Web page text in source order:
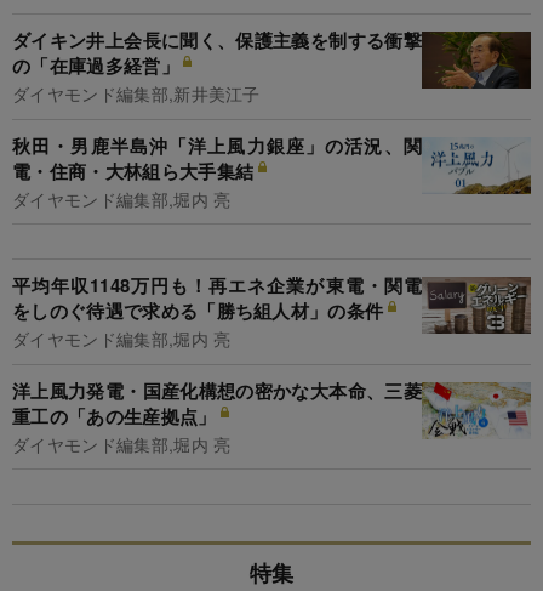
ダイキン井上会長に聞く、保護主義を制する衝撃
の「在庫過多経営」
ダイヤモンド編集部,新井美江子
秋田・男鹿半島沖「洋上風力銀座」の活況、関
電・住商・大林組ら大手集結
ダイヤモンド編集部,堀内 亮
平均年収1148万円も！再エネ企業が東電・関電
をしのぐ待遇で求める「勝ち組人材」の条件
ダイヤモンド編集部,堀内 亮
洋上風力発電・国産化構想の密かな大本命、三菱
重工の「あの生産拠点」
ダイヤモンド編集部,堀内 亮
特集